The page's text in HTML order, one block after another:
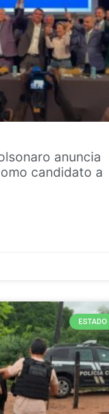
anuncia
candidato a
ESTADO